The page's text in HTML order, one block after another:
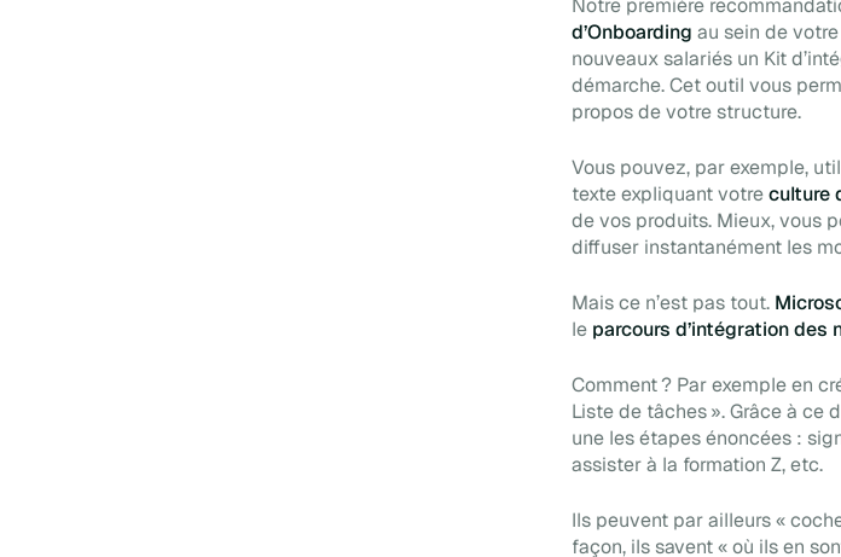
Notre première
d’Onboarding au sein de
nouveaux salariés un Kit
démarche. Cet outil vous
propos de votre structure.
Vous pouvez, par exemple,
texte expliquant votreculture
de vos produits. Mieux, vous
diffuser instantanément les
Mais ce n’est pas tout.
le parcours d’intégration des
Comment ? Par exemple en
Liste de tâches ». Grâce à ce
une les étapes énoncées :
assister à la formation Z, etc.
Ils peuvent par ailleurs «
façon, ils savent « où ils en